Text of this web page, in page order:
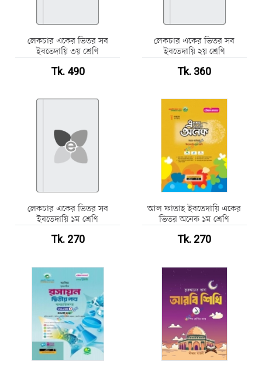
লেকচার একের ভিতর সব
ইবতেদায়ি ৩য় শ্রেণি
Tk. 490
লেকচার একের ভিতর সব
ইবতেদায়ি ২য় শ্রেণি
Tk. 360
লেকচার একের ভিতর সব
ইবতেদায়ি ১ম শ্রেণি
Tk. 270
আল ফাতাহ ইবতেদায়ি একের
ভিতর অনেক ১ম শ্রেণি
Tk. 270